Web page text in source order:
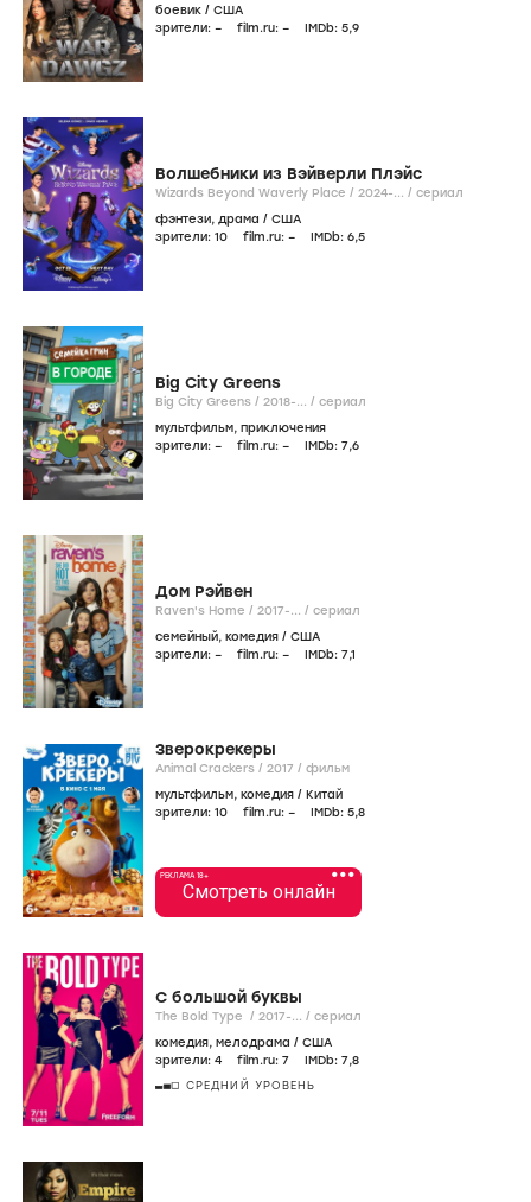
боевик / США
зрители: – film.ru: – IMDb: 5,9
Волшебники из Вэйверли Плэйс
Wizards Beyond Waverly Place / 2024-... / сериал
фэнтези, драма / США
зрители: 10 film.ru: – IMDb: 6,5
Big City Greens
Big City Greens / 2018-... / сериал
мультфильм, приключения
зрители: – film.ru: – IMDb: 7,6
Дом Рэйвен
Raven's Home / 2017-... / сериал
семейный, комедия / США
зрители: – film.ru: – IMDb: 7,1
Зверокрекеры
Animal Crackers / 2017 / фильм
мультфильм, комедия / Китай
зрители: 10 film.ru: – IMDb: 5,8
•••
РЕКЛАМА 18+
Смотреть онлайн
С большой буквы
The Bold Type / 2017-... / сериал
комедия, мелодрама / США
зрители: 4 film.ru: 7 IMDb: 7,8
СРЕДНИЙ УРОВЕНЬ